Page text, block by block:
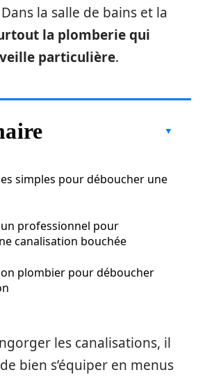
la salle de bains et la
la plomberie qui
particulière.
simples pour déboucher une
un professionnel pour
canalisation bouchée
plombier pour déboucher
les canalisations, il
bien s’équiper en menus